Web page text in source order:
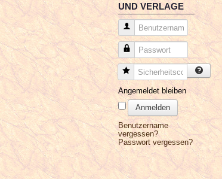
UND VERLAGE
Benutzername
Passwort
Sicherheitscode
Angemeldet bleiben
Anmelden
Benutzername
vergessen?
Passwort vergessen?